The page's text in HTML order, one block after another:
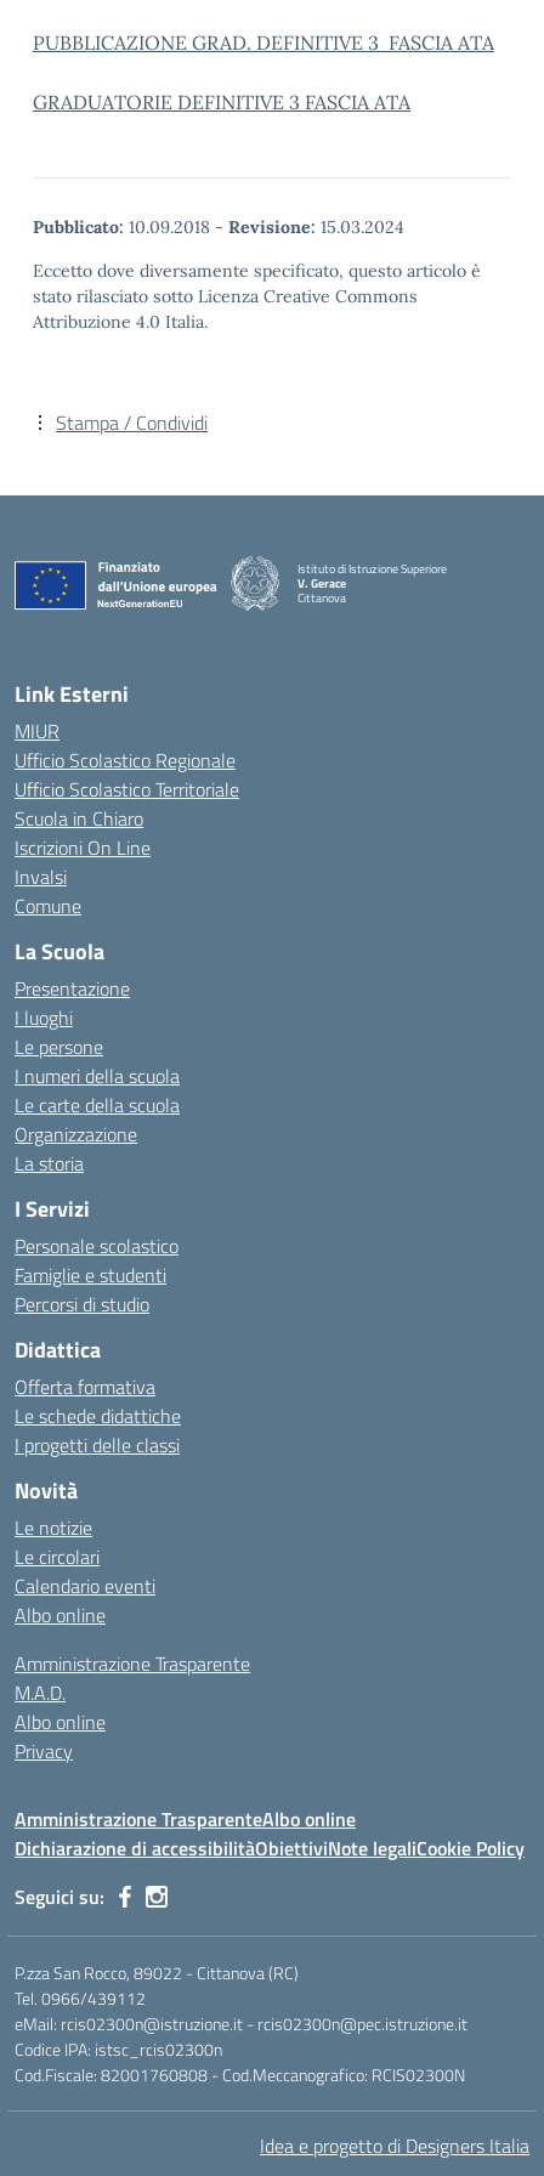
PUBBLICAZIONE GRAD. DEFINITIVE 3 FASCIA ATA
GRADUATORIE DEFINITIVE 3 FASCIA ATA
Pubblicato: 10.09.2018 - Revisione: 15.03.2024
Eccetto dove diversamente specificato, questo articolo è
stato rilasciato sotto Licenza Creative Commons
Attribuzione 4.0 Italia.
Stampa / Condividi
Istituto di Istruzione Superiore
V. Gerace
Cittanova
Link Esterni
MIUR
Ufficio Scolastico Regionale
Ufficio Scolastico Territoriale
Scuola in Chiaro
Iscrizioni On Line
Invalsi
Comune
La Scuola
Presentazione
I luoghi
Le persone
I numeri della scuola
Le carte della scuola
Organizzazione
La storia
I Servizi
Personale scolastico
Famiglie e studenti
Percorsi di studio
Didattica
Offerta formativa
Le schede didattiche
I progetti delle classi
Novità
Le notizie
Le circolari
Calendario eventi
Albo online
Amministrazione Trasparente
M.A.D.
Albo online
Privacy
Amministrazione TrasparenteAlbo online
Dichiarazione di accessibilitàObiettiviNote legaliCookie Policy
Seguici su:
P.zza San Rocco, 89022 - Cittanova (RC)
Tel. 0966/439112
eMail: rcis02300n@istruzione.it - rcis02300n@pec.istruzione.it
Codice IPA: istsc_rcis02300n
Cod.Fiscale: 82001760808 - Cod.Meccanografico: RCIS02300N
Idea e progetto di Designers Italia